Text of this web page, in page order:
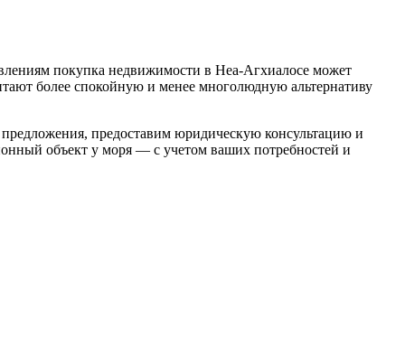
покупка недвижимости в Неа-Агхиалосе может
более спокойную и менее многолюдную альтернативу
предоставим юридическую консультацию и
объект у моря — с учетом ваших потребностей и